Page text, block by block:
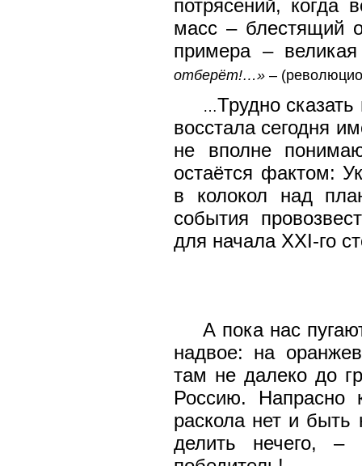
потрясений, когда
масс – блестящий
примера –
отберёт!…» –
…Трудно
восстала сегодня
не вполне
остаётся фактом:
в колокол над
события
для начала XXI-го
А пока нас
надвое: на
там не далеко до
Россию. Напрасно
раскола нет и
делить нечего,